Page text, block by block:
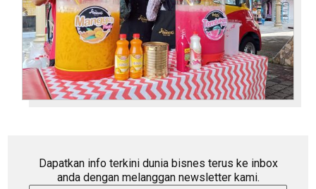
Dapatkan info terkini dunia bisnes terus ke inbox
anda dengan melanggan newsletter kami.